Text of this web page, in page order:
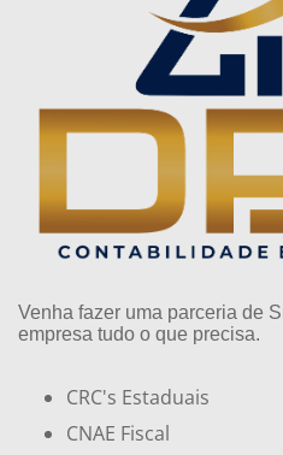
Venha fazer uma parceria de
empresa tudo o que precisa.
CRC's Estaduais
CNAE Fiscal